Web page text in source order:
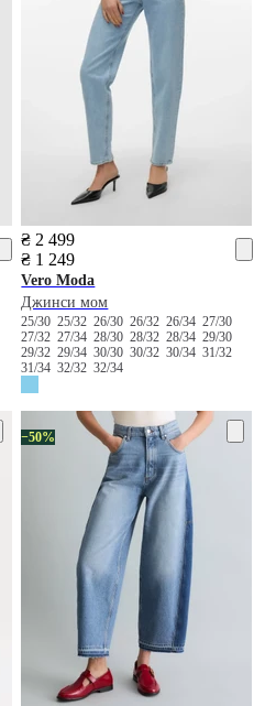
₴ 2 499
₴ 1 249
Vero Moda
Джинси мом
25/3025/3226/3026/3226/3427/30
27/3227/3428/3028/3228/3429/30
29/3229/3430/3030/3230/3431/32
31/3432/3232/34
−50%